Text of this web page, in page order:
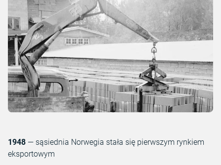
1948 — sąsiednia Norwegia stała się pierwszym rynkiem
eksportowym